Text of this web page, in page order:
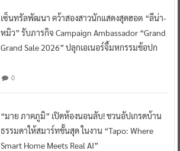
เซ็นทรัลพัฒนา คว้าสองสาวนักแสดงสุดฮอต “ลีน่า-
หมิว” รับภารกิจ Campaign Ambassador “Grand
Grand Sale 2026” ปลุกเอเนอร์จี้มหกรรมช้อปก
0
“มาย ภาคภูมิ” เปิดห้องนอนลับ! ชวนอัปเกรดบ้าน
ธรรมดาให้สมาร์ทขั้นสุด ในงาน “Tapo: Where
Smart Home Meets Real AI”